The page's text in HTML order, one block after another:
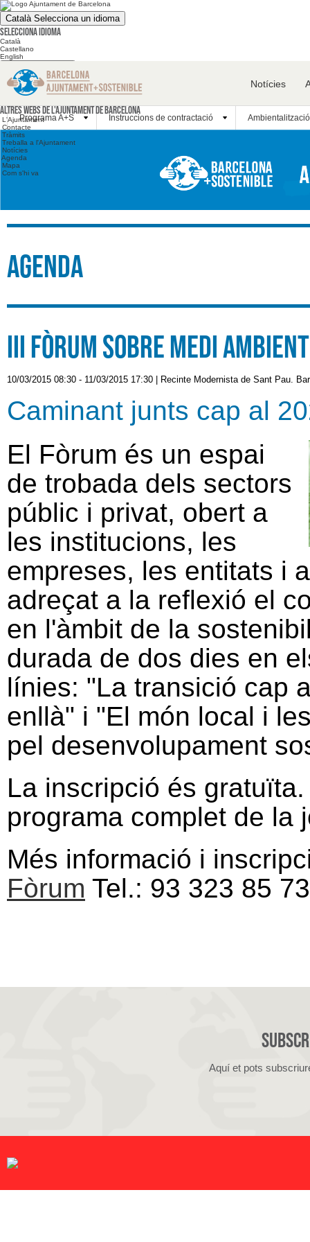
Català Selecciona un idioma
Selecciona idioma
Català
Castellano
English
Cerca en el web
Cerca en el web
Altres webs
Altres webs de l'Ajuntament de Barcelona
L'Ajuntament
Contacte
Tràmits
Treballa a l'Ajuntament
Notícies
Agenda
Mapa
Com s'hi va
Notícies
Programa A+S Instruccions de contractació
Agenda
III Fòrum sobre Medi
10/03/2015 08:30 - 11/03/2015 17:30 Recinte Modernista de Sant Pau.
Caminant junts cap al
El Fòrum és un espai
de trobada dels sectors
públic i privat, obert a
les institucions, les
empreses, les entitats i
adreçat a la reflexió el
en l'àmbit de la
durada de dos dies en
línies: "La transició cap
enllà" i "El món local i
pel desenvolupament
La inscripció és
programa complet de la
Més informació i
Fòrum Tel.: 93 323 85
Aquí et pots